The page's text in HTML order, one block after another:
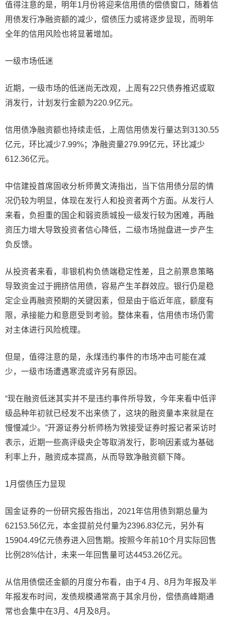
值得注意的是，明年1月份将迎来信用债的偿债窗口，随着信
用债发行净融资额的减少，偿债压力或将逐步显现，而明年
全年的信用风险也将显著增加。
一级市场低迷
近期，一级市场的低迷尚无改观，上周有22只债券推迟或取
消发行，计划发行金额为220.9亿元。
信用债净融资额也持续走低，上周信用债发行量达到3130.55
亿元，环比减少7.99%；净融资量279.99亿元，环比减少
612.36亿元。
中信建投首席固收分析师黄文涛指出，当下信用债分层的情
况仍较为明显，体现在发行人和投资者两个方面。从发行人
来看，负担重的国企和弱资质城投一级发行较为困难，再融
资压力增大导致投资者信心降低，二级市场抛盘进一步产生
负反馈。
从投资者来看，非银机构负债端稳定性差，且之前票息策略
导致资金过于拥挤信用债，容易产生羊群效应。银行仍是稳
定企业再融资预期的关键因素，但是由于临近年底，额度有
限，承接能力和意愿受到考验。整体来看，信用债市场仍需
对主体进行风险梳理。
但是，值得注意的是，永煤违约事件的市场冲击可能在减
少，一级市场遭遇寒流或许另有原因。
“现在融资低迷其实并不是违约事件所导致，今年来看中低评
级品种年初就已经发不出来债了，这块的融资量本来就是在
慢慢减少。”开源证券分析师杨为敩接受证券时报记者采访时
表示，近期一些高评级央企等取消发行，影响因素或为基础
利率上升，融资成本提高，从而导致净融资额下降。
1月偿债压力显现
国金证券的一份研究报告指出，2021年信用债到期总量为
62153.56亿元，本金提前兑付量为2396.83亿元，另外有
15904.49亿元债券进入回售期。按照今年前10个月实际回售
比例28%估计，未来一年回售量可达4453.26亿元。
从信用债偿还金额的月度分布看，由于4 月、8月为年报及半
年报发布时间，发债规模通常高于其余月份，偿债高峰期通
常也会集中在3月、4月及8月。